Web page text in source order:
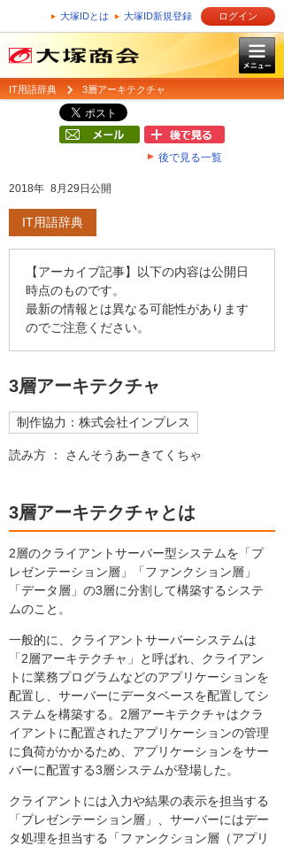
大塚IDとは 大塚ID新規登録 ログイン
IT用語辞典 3層アーキテクチャ
後で見る一覧
2018年 8月29日公開
IT用語辞典
【アーカイブ記事】以下の内容は公開日
時点のものです。
最新の情報とは異なる可能性があります
のでご注意ください。
3層アーキテクチャ
制作協力：株式会社インプレス
読み方 ： さんそうあーきてくちゃ
3層アーキテクチャとは
2層のクライアントサーバー型システムを「プ
レゼンテーション層」「ファンクション層」
「データ層」の3層に分割して構築するシステ
ムのこと。
一般的に、クライアントサーバーシステムは
「2層アーキテクチャ」と呼ばれ、クライアン
トに業務プログラムなどのアプリケーションを
配置し、サーバーにデータベースを配置してシ
ステムを構築する。2層アーキテクチャはクラ
イアントに配置されたアプリケーションの管理
に負荷がかかるため、アプリケーションをサー
バーに配置する3層システムが登場した。
クライアントには入力や結果の表示を担当する
「プレゼンテーション層」、サーバーにはデー
タ処理を担当する「ファンクション層（アプリ